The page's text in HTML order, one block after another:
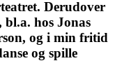
Derudover
hos Jonas
og i min fritid
og spille